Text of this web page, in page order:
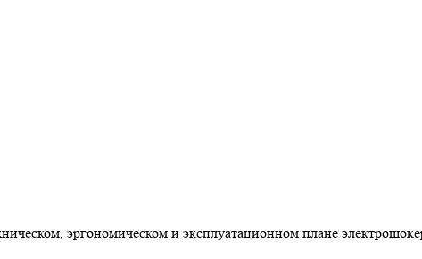
эргономическом и эксплуатационном плане